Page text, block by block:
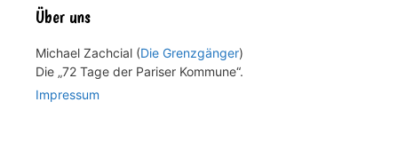
Über uns
Michael Zachcial (Die Grenzgänger)
Die „72 Tage der Pariser Kommune“.
Impressum